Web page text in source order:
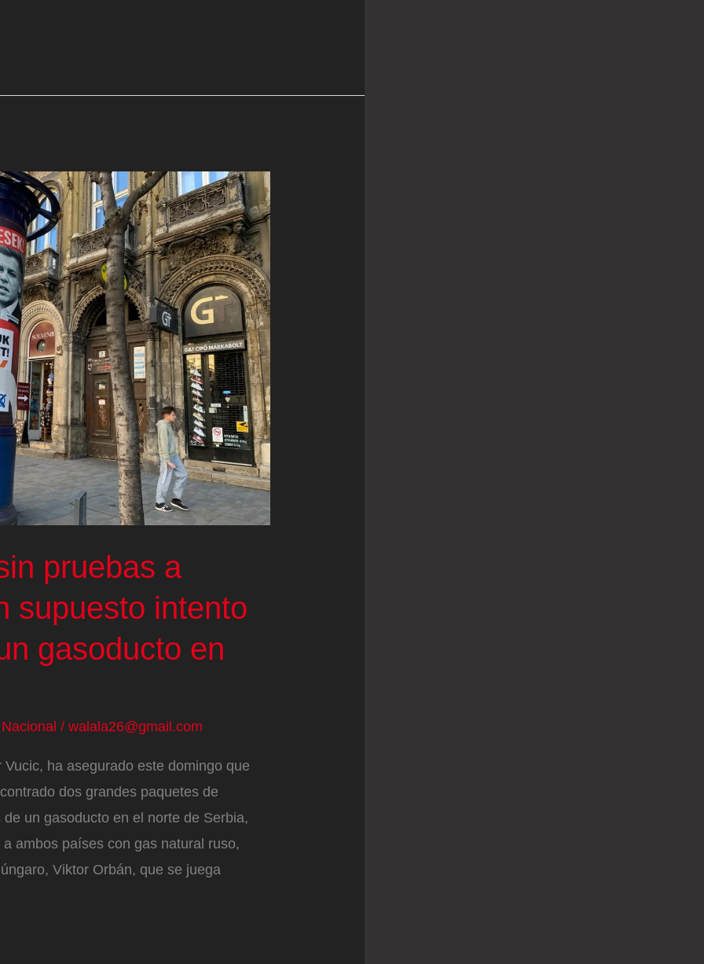
pruebas a
supuesto intento
gasoducto en
Nacional / walala26@gmail.com
ha asegurado este domingo que
dos grandes paquetes de
un gasoducto en el norte de Serbia,
ambos países con gas natural ruso,
Viktor Orbán, que se juega